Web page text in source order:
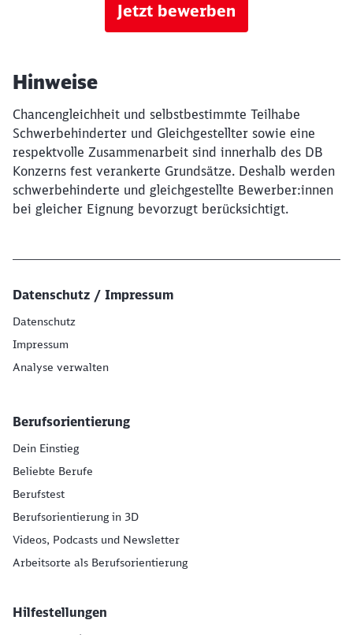
Jetzt bewerben
Hinweise
Chancengleichheit und selbstbestimmte Teilhabe
Schwerbehinderter und Gleichgestellter sowie eine
respektvolle Zusammenarbeit sind innerhalb des DB
Konzerns fest verankerte Grundsätze. Deshalb werden
schwerbehinderte und gleichgestellte Bewerber:innen
bei gleicher Eignung bevorzugt berücksichtigt.
Datenschutz / Impressum
Datenschutz
Impressum
Analyse verwalten
Berufsorientierung
Dein Einstieg
Beliebte Berufe
Berufstest
Berufsorientierung in 3D
Videos, Podcasts und Newsletter
Arbeitsorte als Berufsorientierung
Hilfestellungen